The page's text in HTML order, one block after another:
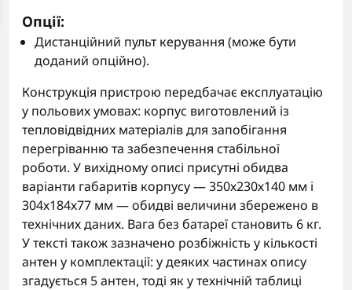
Опції:
Дистанційний пульт керування (може бути
доданий опційно).
Конструкція пристрою передбачає експлуатацію
у польових умовах: корпус виготовлений із
тепловідвідних матеріалів для запобігання
перегріванню та забезпечення стабільної
роботи. У вихідному описі присутні обидва
варіанти габаритів корпусу — 350х230х140 мм і
304х184х77 мм — обидві величини збережено в
технічних даних. Вага без батареї становить 6 кг.
У тексті також зазначено розбіжність у кількості
антен у комплектації: у деяких частинах опису
згадується 5 антен, тоді як у технічній таблиці